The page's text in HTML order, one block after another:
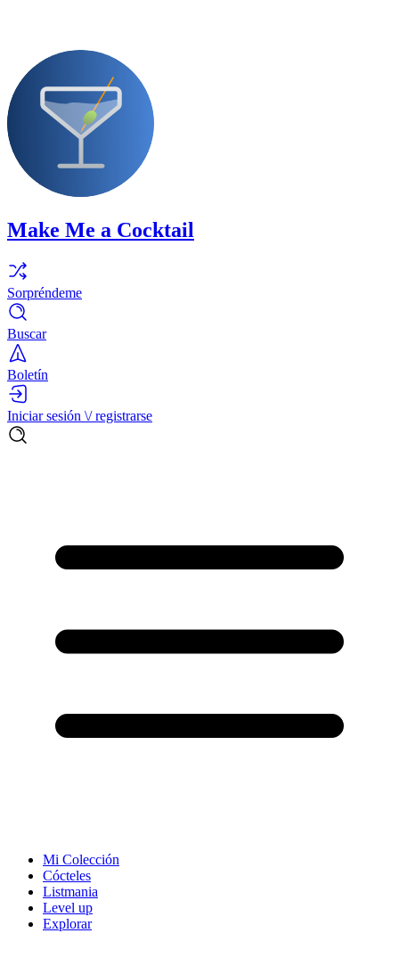
Make Me a Cocktail
Sorpréndeme
Buscar
Boletín
Iniciar sesión \/ registrarse
Mi Colección
Cócteles
Listmania
Level up
Explorar